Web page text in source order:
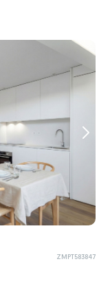
ZMPT583847